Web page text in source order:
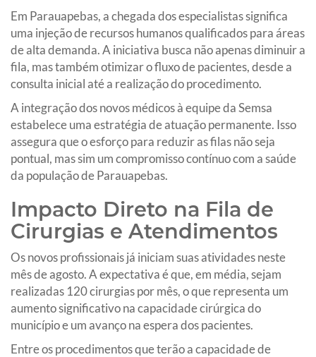
Em Parauapebas, a chegada dos especialistas significa
uma injeção de recursos humanos qualificados para áreas
de alta demanda. A iniciativa busca não apenas diminuir a
fila, mas também otimizar o fluxo de pacientes, desde a
consulta inicial até a realização do procedimento.
A integração dos novos médicos à equipe da Semsa
estabelece uma estratégia de atuação permanente. Isso
assegura que o esforço para reduzir as filas não seja
pontual, mas sim um compromisso contínuo com a saúde
da população de Parauapebas.
Impacto Direto na Fila de
Cirurgias e Atendimentos
Os novos profissionais já iniciam suas atividades neste
mês de agosto. A expectativa é que, em média, sejam
realizadas 120 cirurgias por mês, o que representa um
aumento significativo na capacidade cirúrgica do
município e um avanço na espera dos pacientes.
Entre os procedimentos que terão a capacidade de